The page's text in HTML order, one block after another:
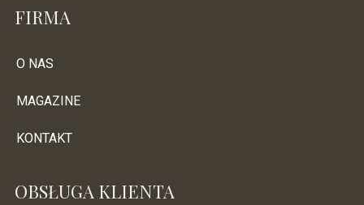
FIRMA
O NAS
MAGAZINE
KONTAKT
OBSŁUGA KLIENTA